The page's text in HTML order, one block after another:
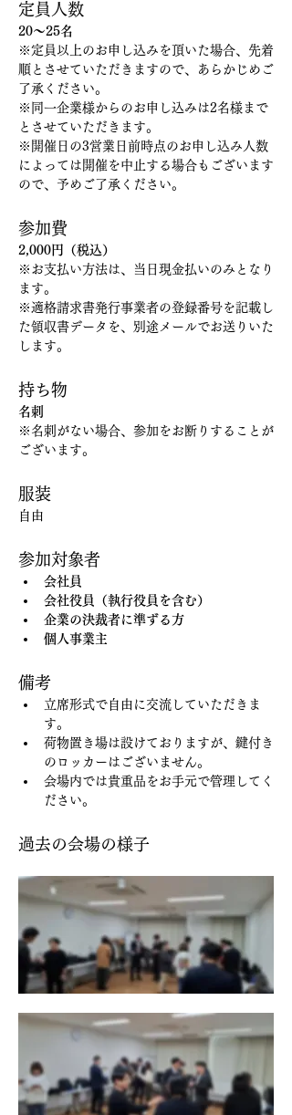
定員人数
20～25名
※定員以上のお申し込みを頂いた場合、先着
順とさせていただきますので、あらかじめご
了承ください。
※同一企業様からのお申し込みは2名様まで
とさせていただきます。
※開催日の3営業日前時点のお申し込み人数
によっては開催を中止する場合もございます
ので、予めご了承ください。
参加費
2,000円（税込）
※お支払い方法は、当日現金払いのみとなり
ます。
※適格請求書発行事業者の登録番号を記載し
た領収書データを、別途メールでお送りいた
します。
持ち物
名刺
※名刺がない場合、参加をお断りすることが
ございます。
服装
自由
参加対象者
会社員
会社役員（執行役員を含む）
企業の決裁者に準ずる方
個人事業主
備考
立席形式で自由に交流していただきま
す。
荷物置き場は設けておりますが、鍵付き
のロッカーはございません。
会場内では貴重品をお手元で管理してく
ださい。
過去の会場の様子